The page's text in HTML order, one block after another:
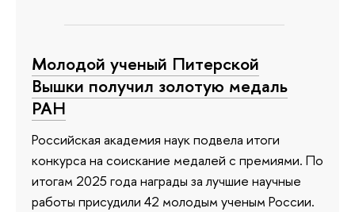
Молодой ученый Питерской
Вышки получил золотую медаль
РАН
Российская академия наук подвела итоги
конкурса на соискание медалей с премиями. По
итогам 2025 года награды за лучшие научные
работы присудили 42 молодым ученым России.